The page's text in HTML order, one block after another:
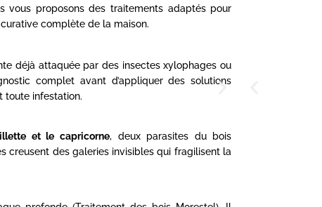
vous proposons des traitements adaptés pour
complète de la maison.
déjà attaquée par des insectes xylophages ou
complet avant d’appliquer des solutions
toute infestation.
et le capricorne, deux parasites du bois
creusent des galeries invisibles qui fragilisent la